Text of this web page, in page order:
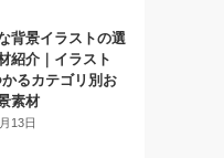
背景イラストの選
紹介｜イラスト
るカテゴリ別お
素材
13日